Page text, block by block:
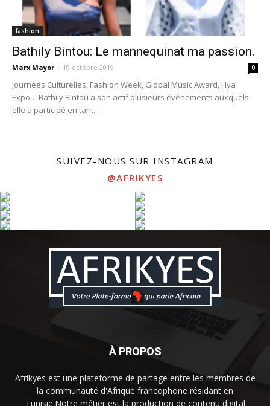
fashion
Bathily Bintou: Le mannequinat ma passion.
Marx Mayor - 19 octobre 2019 0
Journées Culturelles, Fashion Week, Global Music Award, Hya
Expo… Bathily Bintou a son actif plusieurs événements auxquels
elle a participé en tant...
SUIVEZ-NOUS SUR INSTAGRAM
@AFRIKYES
À PROPOS
Afrikyes est une plateforme de partage entre les membres de
la communauté d'Afrique francophone résidant en
Tunisie.Notre métier est la production de contenu digital